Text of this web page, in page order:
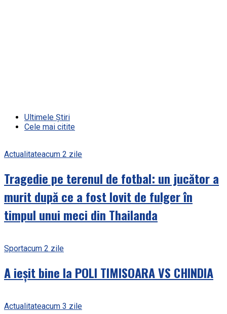
Ultimele Știri
Cele mai citite
Actualitateacum 2 zile
Tragedie pe terenul de fotbal: un jucător a
murit după ce a fost lovit de fulger în
timpul unui meci din Thailanda
Sportacum 2 zile
A ieșit bine la POLI TIMISOARA VS CHINDIA
Actualitateacum 3 zile